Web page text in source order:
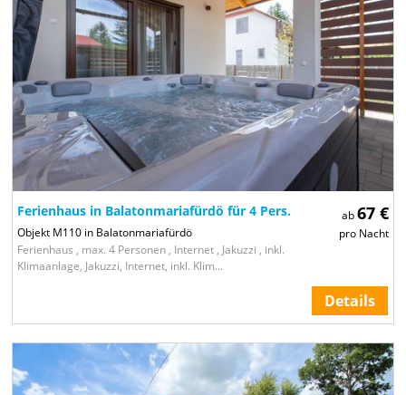
ab67 €
pro Nacht
Ferienhaus in Balatonmariafürdö für 4 Pers.
Objekt M110 in Balatonmariafürdö
Ferienhaus , max. 4 Personen , Internet , Jakuzzi , inkl.
Klimaanlage, Jakuzzi, Internet, inkl. Klim...
Details